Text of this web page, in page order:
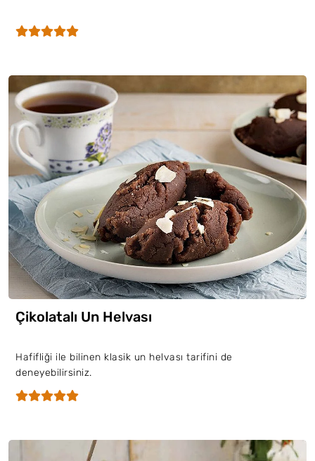
Çikolatalı Un Helvası
Hafifliği ile bilinen klasik un helvası tarifini de
deneyebilirsiniz.